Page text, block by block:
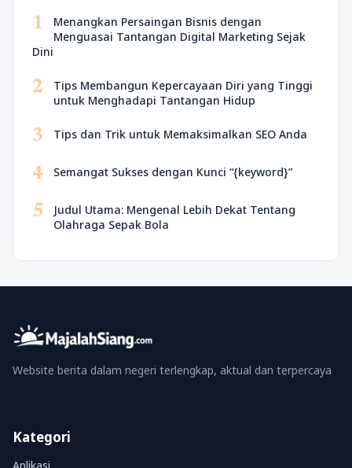
1
Menangkan Persaingan Bisnis dengan
Menguasai Tantangan Digital Marketing Sejak
Dini
2
Tips Membangun Kepercayaan Diri yang Tinggi
untuk Menghadapi Tantangan Hidup
3 Tips dan Trik untuk Memaksimalkan SEO Anda
4 Semangat Sukses dengan Kunci “{keyword}”
5
Judul Utama: Mengenal Lebih Dekat Tentang
Olahraga Sepak Bola
Website berita dalam negeri terlengkap, aktual dan terpercaya
Kategori